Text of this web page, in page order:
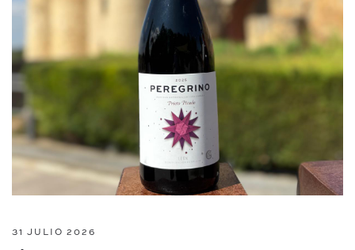
31 JULIO 2026